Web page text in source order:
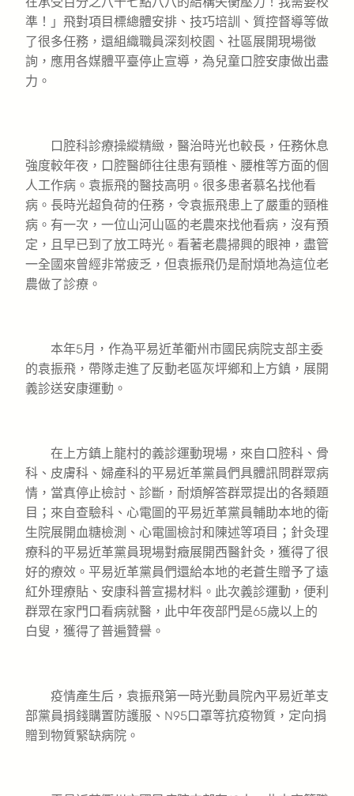
準！」飛對項目標總體安排、技巧培訓、質控督導等做
了很多任務，還組織職員深刻校園、社區展開現場徵
詢，應用各媒體平臺停止宣導，為兒童口腔安康做出盡
力。
口腔科診療操縱精緻，醫治時光也較長，任務休息
強度較年夜，口腔醫師往往患有頸椎、腰椎等方面的個
人工作病。袁振飛的醫技高明。很多患者慕名找他看
病。長時光超負荷的任務，令袁振飛患上了嚴重的頸椎
病。有一次，一位山河山區的老農來找他看病，沒有預
定，且早已到了放工時光。看著老農掃興的眼神，盡管
一全國來曾經非常疲乏，但袁振飛仍是耐煩地為這位老
農做了診療。
本年5月，作為平易近革衢州市國民病院支部主委
的袁振飛，帶隊走進了反動老區灰坪鄉和上方鎮，展開
義診送安康運動。
在上方鎮上龍村的義診運動現場，來自口腔科、骨
科、皮膚科、婦產科的平易近革黨員們具體訊問群眾病
情，當真停止檢討、診斷，耐煩解答群眾提出的各類題
目；來自查驗科、心電圖的平易近革黨員輔助本地的衛
生院展開血糖檢測、心電圖檢討和陳述等項目；針灸理
療科的平易近革黨員現場對癥展開西醫針灸，獲得了很
好的療效。平易近革黨員們還給本地的老蒼生贈予了遠
紅外理療貼、安康科普宣揚材料。此次義診運動，便利
群眾在家門口看病就醫，此中年夜部門是65歲以上的
白叟，獲得了普遍贊譽。
疫情產生后，袁振飛第一時光動員院內平易近革支
部黨員捐錢購置防護服、N95口罩等抗疫物質，定向捐
贈到物質緊缺病院。